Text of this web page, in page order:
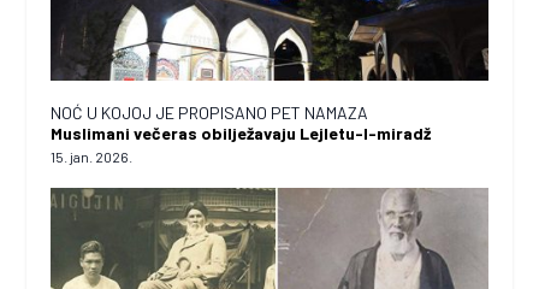
NOĆ U KOJOJ JE PROPISANO PET NAMAZA
Muslimani večeras obilježavaju Lejletu-l-miradž
15. jan. 2026.